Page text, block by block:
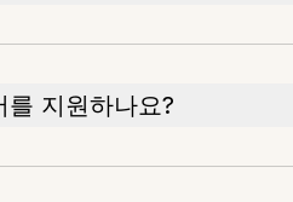
를 지원하나요?